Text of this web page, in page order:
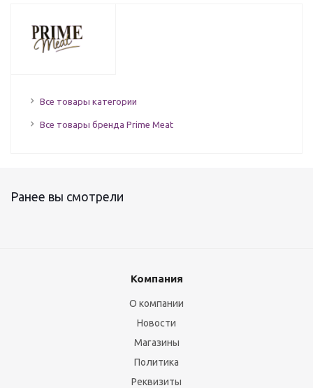
Все товары категории
Все товары бренда Prime Meat
Ранее вы смотрели
Компания
О компании
Новости
Магазины
Политика
Реквизиты